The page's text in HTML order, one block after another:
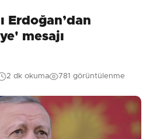
Erdoğan’dan
mesajı
2 dk okuma 781 görüntülenme